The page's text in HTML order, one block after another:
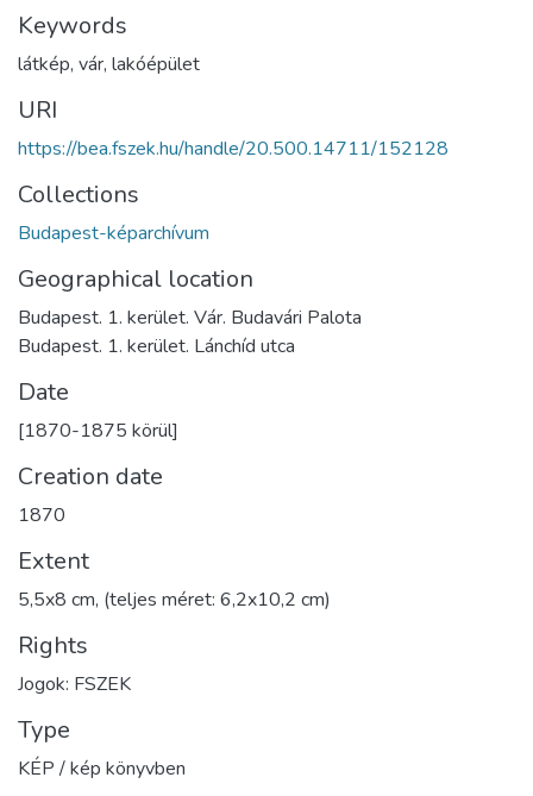
Keywords
látkép, vár, lakóépület
URI
https://bea.fszek.hu/handle/20.500.14711/152128
Collections
Budapest-képarchívum
Geographical location
Budapest. 1. kerület. Vár. Budavári Palota
Budapest. 1. kerület. Lánchíd utca
Date
[1870-1875 körül]
Creation date
1870
Extent
5,5x8 cm, (teljes méret: 6,2x10,2 cm)
Rights
Jogok: FSZEK
Type
KÉP / kép könyvben